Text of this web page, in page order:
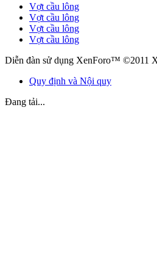
Vợt cầu lông
Vợt cầu lông
Vợt cầu lông
Vợt cầu lông
Diễn đàn sử dụng XenForo™ ©2011
Quy định và Nội quy
Đang tải...